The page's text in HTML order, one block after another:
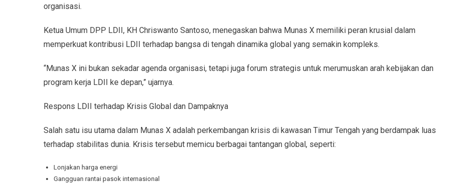
organisasi.
Ketua Umum DPP LDII, KH Chriswanto Santoso, menegaskan bahwa Munas X memiliki peran krusial dalam
memperkuat kontribusi LDII terhadap bangsa di tengah dinamika global yang semakin kompleks.
“Munas X ini bukan sekadar agenda organisasi, tetapi juga forum strategis untuk merumuskan arah kebijakan dan
program kerja LDII ke depan,” ujarnya.
Respons LDII terhadap Krisis Global dan Dampaknya
Salah satu isu utama dalam Munas X adalah perkembangan krisis di kawasan Timur Tengah yang berdampak luas
terhadap stabilitas dunia. Krisis tersebut memicu berbagai tantangan global, seperti:
Lonjakan harga energi
Gangguan rantai pasok internasional